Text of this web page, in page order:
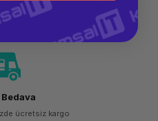
256 bit SSL sertifikası
ücretsiz kargo